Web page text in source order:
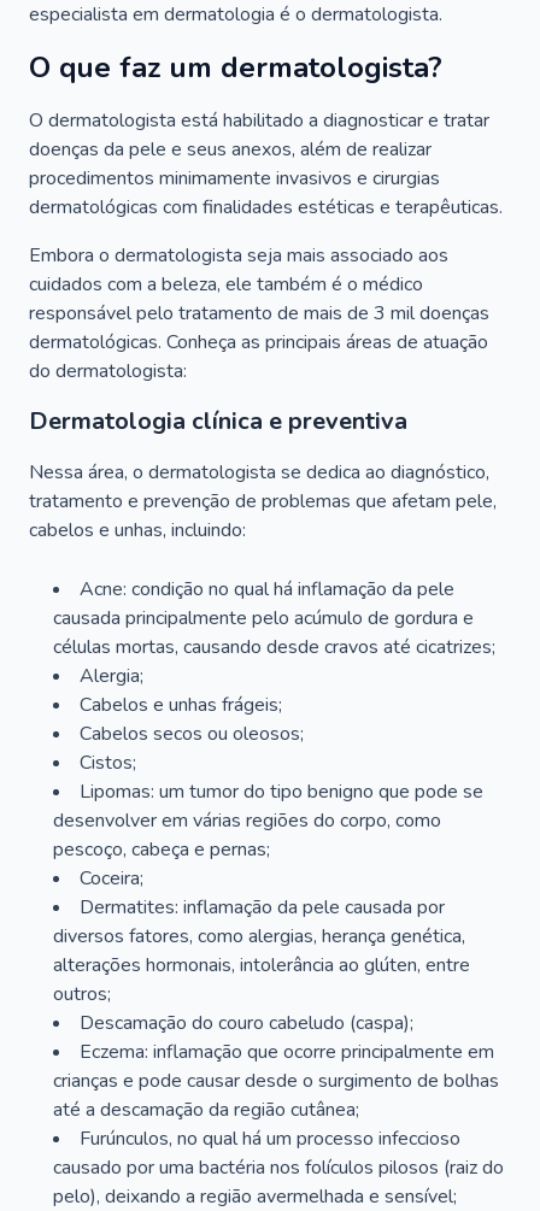
especialista em dermatologia é o dermatologista.
O que faz um dermatologista?
O dermatologista está habilitado a diagnosticar e tratar
doenças da pele e seus anexos, além de realizar
procedimentos minimamente invasivos e cirurgias
dermatológicas com finalidades estéticas e terapêuticas.
Embora o dermatologista seja mais associado aos
cuidados com a beleza, ele também é o médico
responsável pelo tratamento de mais de 3 mil doenças
dermatológicas. Conheça as principais áreas de atuação
do dermatologista:
Dermatologia clínica e preventiva
Nessa área, o dermatologista se dedica ao diagnóstico,
tratamento e prevenção de problemas que afetam pele,
cabelos e unhas, incluindo:
Acne: condição no qual há inflamação da pele
causada principalmente pelo acúmulo de gordura e
células mortas, causando desde cravos até cicatrizes;
Alergia;
Cabelos e unhas frágeis;
Cabelos secos ou oleosos;
Cistos;
Lipomas: um tumor do tipo benigno que pode se
desenvolver em várias regiões do corpo, como
pescoço, cabeça e pernas;
Coceira;
Dermatites: inflamação da pele causada por
diversos fatores, como alergias, herança genética,
alterações hormonais, intolerância ao glúten, entre
outros;
Descamação do couro cabeludo (caspa);
Eczema: inflamação que ocorre principalmente em
crianças e pode causar desde o surgimento de bolhas
até a descamação da região cutânea;
Furúnculos, no qual há um processo infeccioso
causado por uma bactéria nos folículos pilosos (raiz do
pelo), deixando a região avermelhada e sensível;